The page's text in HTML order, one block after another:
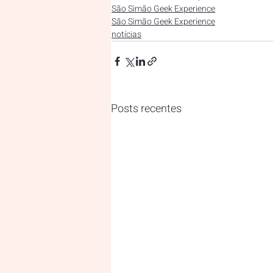
São Simão Geek Experience
São Simão Geek Experience
notícias
Posts recentes